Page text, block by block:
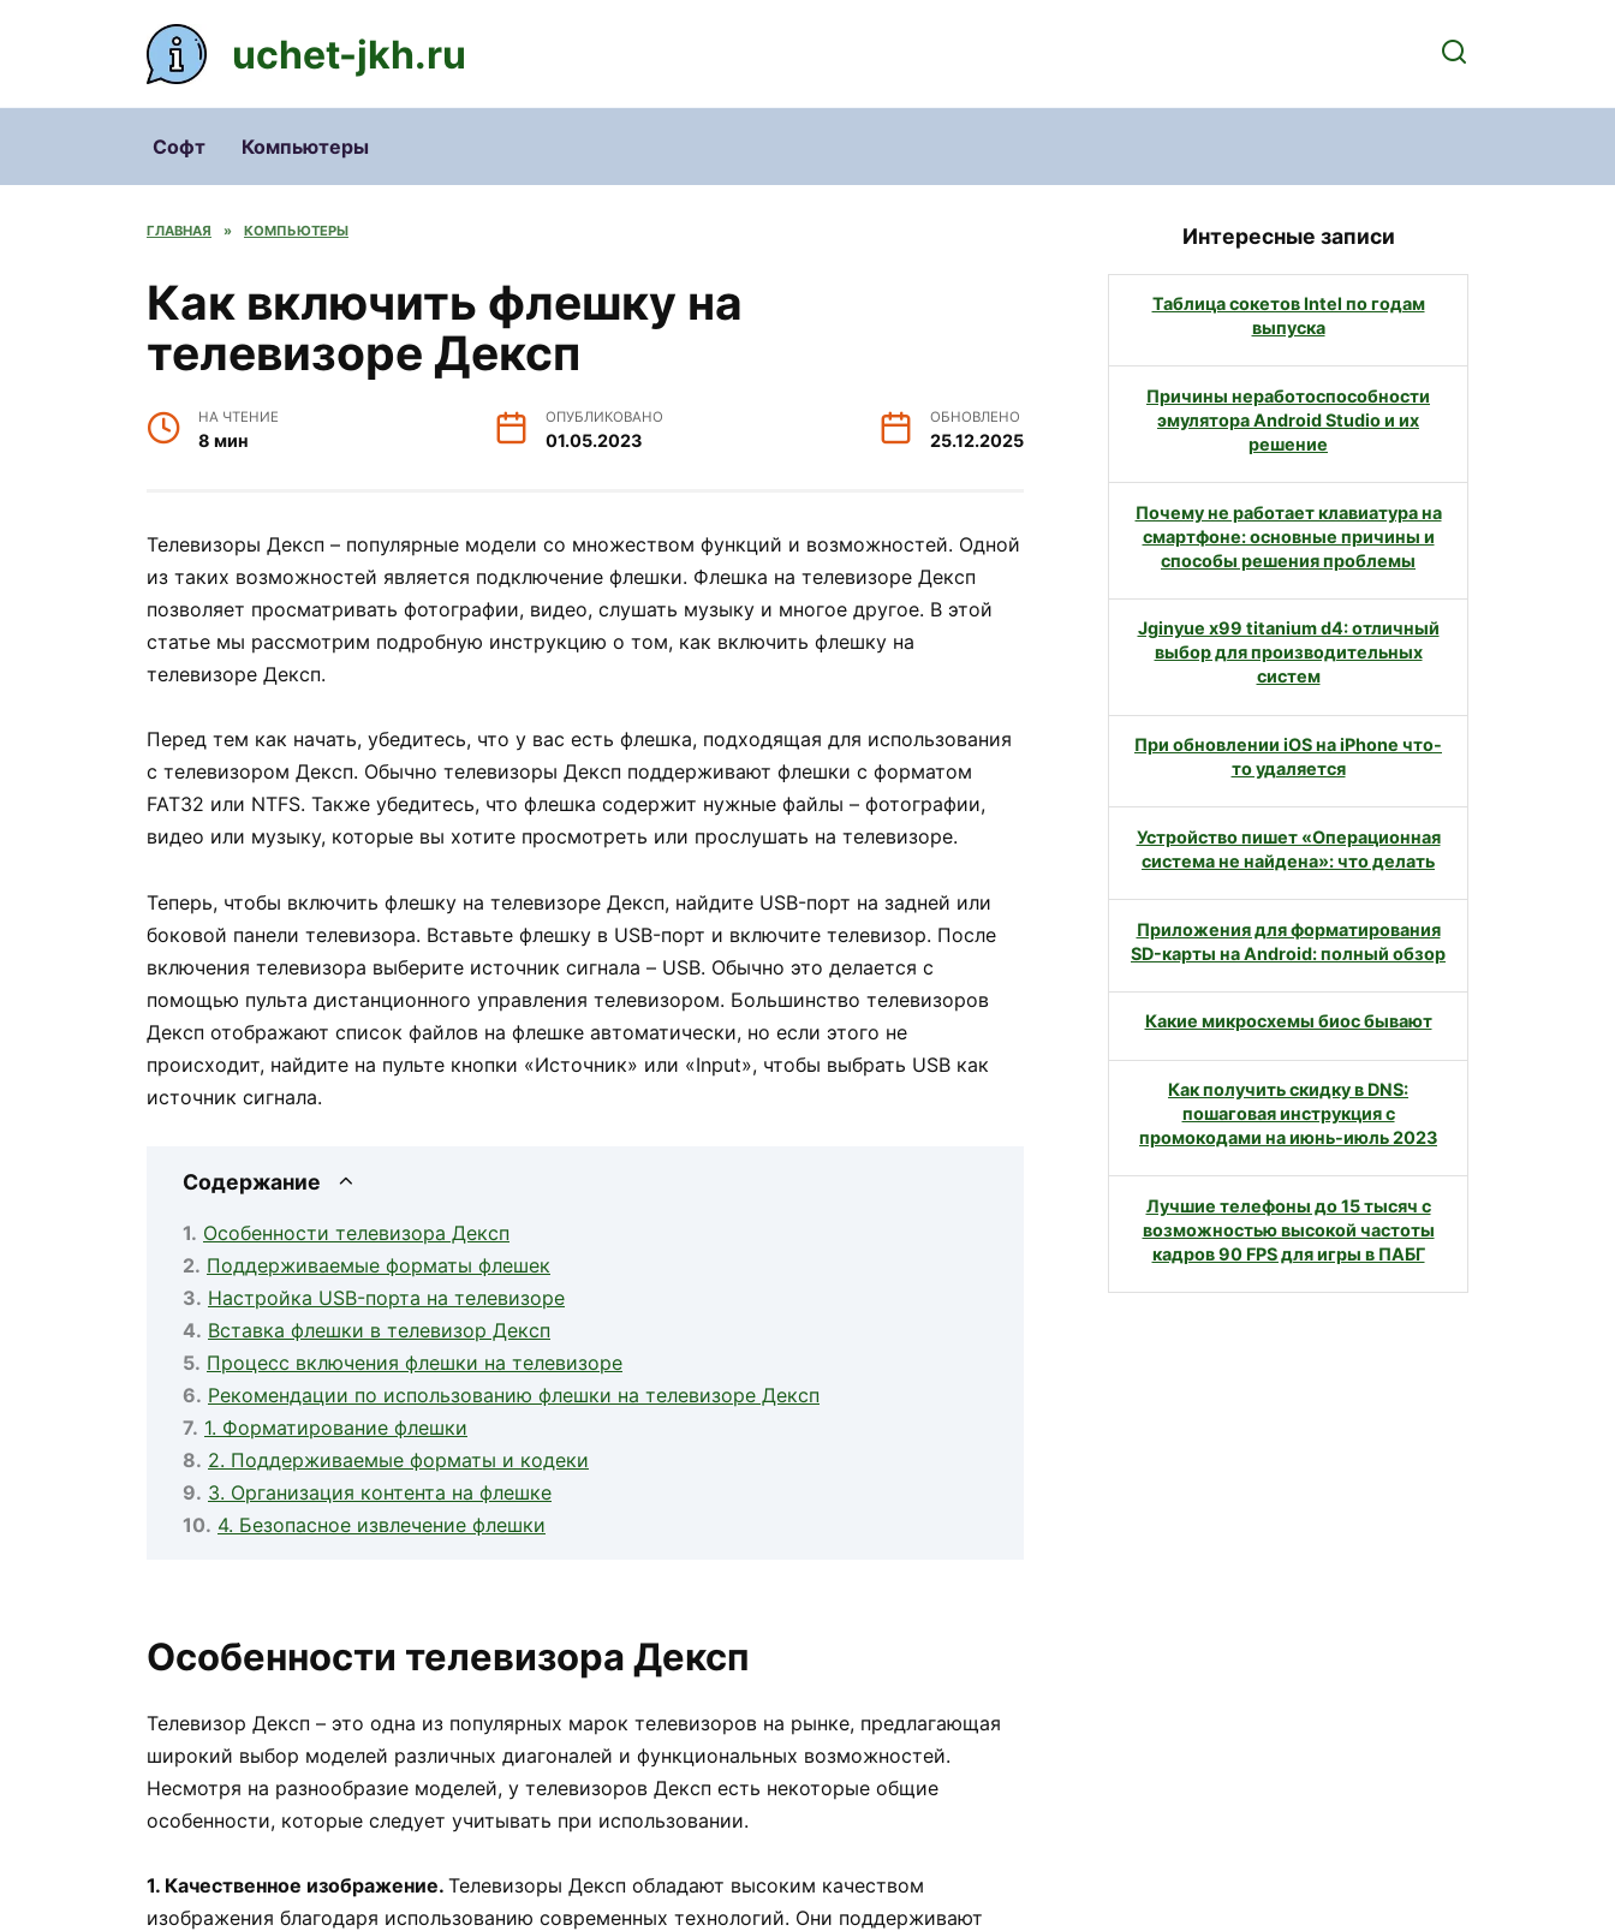
uchet-jkh.ru
Софт Компьютеры
ГЛАВНАЯ » КОМПЬЮТЕРЫ
Как включить флешку на
телевизоре Дексп
НА ЧТЕНИЕ
8 мин
ОПУБЛИКОВАНО
01.05.2023
ОБНОВЛЕНО
25.12.2025
Телевизоры Дексп – популярные модели со множеством функций и возможностей. Одной
из таких возможностей является подключение флешки. Флешка на телевизоре Дексп
позволяет просматривать фотографии, видео, слушать музыку и многое другое. В этой
статье мы рассмотрим подробную инструкцию о том, как включить флешку на
телевизоре Дексп.
Перед тем как начать, убедитесь, что у вас есть флешка, подходящая для использования
с телевизором Дексп. Обычно телевизоры Дексп поддерживают флешки с форматом
FAT32 или NTFS. Также убедитесь, что флешка содержит нужные файлы – фотографии,
видео или музыку, которые вы хотите просмотреть или прослушать на телевизоре.
Теперь, чтобы включить флешку на телевизоре Дексп, найдите USB-порт на задней или
боковой панели телевизора. Вставьте флешку в USB-порт и включите телевизор. После
включения телевизора выберите источник сигнала – USB. Обычно это делается с
помощью пульта дистанционного управления телевизором. Большинство телевизоров
Дексп отображают список файлов на флешке автоматически, но если этого не
происходит, найдите на пульте кнопки «Источник» или «Input», чтобы выбрать USB как
источник сигнала.
Содержание
Особенности телевизора Дексп
Поддерживаемые форматы флешек
Настройка USB-порта на телевизоре
Вставка флешки в телевизор Дексп
Процесс включения флешки на телевизоре
Рекомендации по использованию флешки на телевизоре Дексп
1. Форматирование флешки
2. Поддерживаемые форматы и кодеки
3. Организация контента на флешке
4. Безопасное извлечение флешки
Особенности телевизора Дексп
Телевизор Дексп – это одна из популярных марок телевизоров на рынке, предлагающая
широкий выбор моделей различных диагоналей и функциональных возможностей.
Несмотря на разнообразие моделей, у телевизоров Дексп есть некоторые общие
особенности, которые следует учитывать при использовании.
1. Качественное изображение. Телевизоры Дексп обладают высоким качеством
изображения благодаря использованию современных технологий. Они поддерживают
Интересные записи
Таблица сокетов Intel по годам
выпуска
Причины неработоспособности
эмулятора Android Studio и их
решение
Почему не работает клавиатура на
смартфоне: основные причины и
способы решения проблемы
Jginyue x99 titanium d4: отличный
выбор для производительных
систем
При обновлении iOS на iPhone что-
то удаляется
Устройство пишет «Операционная
система не найдена»: что делать
Приложения для форматирования
SD-карты на Android: полный обзор
Какие микросхемы биос бывают
Как получить скидку в DNS:
пошаговая инструкция с
промокодами на июнь-июль 2023
Лучшие телефоны до 15 тысяч с
возможностью высокой частоты
кадров 90 FPS для игры в ПАБГ